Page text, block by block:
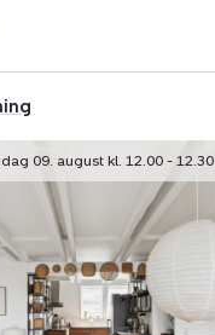
09. august kl. 12.00 - 12.30